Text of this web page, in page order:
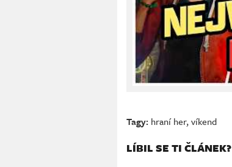
Tagy: hraní her,víkend
LÍBIL SE TI ČLÁNEK?